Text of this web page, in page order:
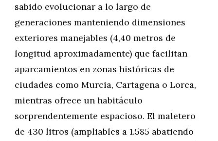
sabido evolucionar a lo largo de
generaciones manteniendo dimensiones
exteriores manejables (4,40 metros de
longitud aproximadamente) que facilitan
aparcamientos en zonas históricas de
ciudades como Murcia, Cartagena o Lorca,
mientras ofrece un habitáculo
sorprendentemente espacioso. El maletero
de 430 litros (ampliables a 1.585 abatiendo